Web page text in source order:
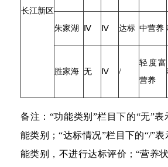
长江新区
朱家湖 Ⅳ Ⅳ 达标 中营养
胜家海 无 Ⅳ /
轻度富
营养
备注：“功能类别”栏目下的“无”
能类别；“达标情况”栏目下的“/”
能类别，不进行达标评价；“营养